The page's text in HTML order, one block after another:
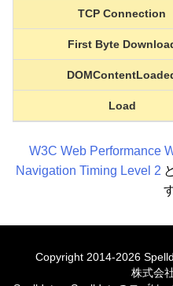
TCP Connection
First Byte
Load
W3C Web Performance
Navigation Timing Level 2
Copyright 2014-2026
株式会